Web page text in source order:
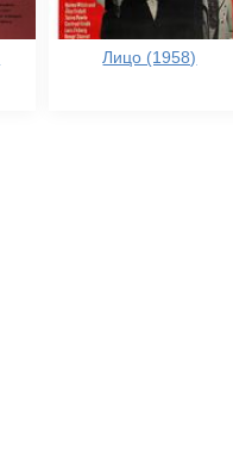
Лицо (1958)